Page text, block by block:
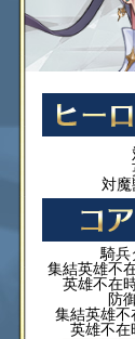
対魔
騎兵
集結英雄不
英雄不在
防
集結英雄不
英雄不在